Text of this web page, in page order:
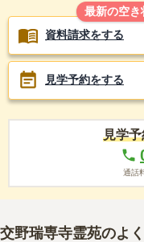
最新の空き
資料請求をする
見学予約をする
見学
通話
交野瑞専寺霊苑のよ